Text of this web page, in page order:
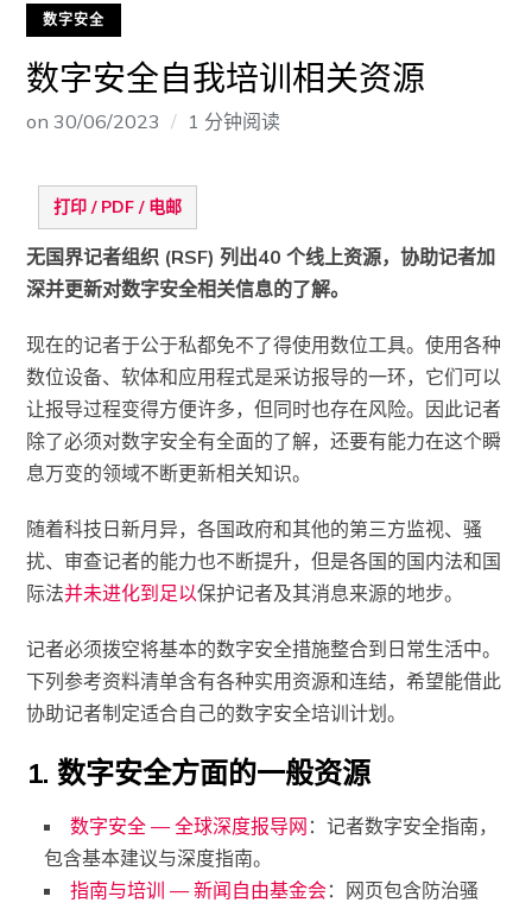
数字安全
数字安全自我培训相关资源
on30/06/2023 1 分钟阅读
打印 / PDF / 电邮
无国界记者组织 (RSF) 列出40 个线上资源，协助记者加
深并更新对数字安全相关信息的了解。
现在的记者于公于私都免不了得使用数位工具。使用各种
数位设备、软体和应用程式是采访报导的一环，它们可以
让报导过程变得方便许多，但同时也存在风险。因此记者
除了必须对数字安全有全面的了解，还要有能力在这个瞬
息万变的领域不断更新相关知识。
随着科技日新月异，各国政府和其他的第三方监视、骚
扰、审查记者的能力也不断提升，但是各国的国内法和国
际法并未进化到足以保护记者及其消息来源的地步。
记者必须拨空将基本的数字安全措施整合到日常生活中。
下列参考资料清单含有各种实用资源和连结，希望能借此
协助记者制定适合自己的数字安全培训计划。
1. 数字安全方面的一般资源
数字安全 — 全球深度报导网 ：记者数字安全指南，
包含基本建议与深度指南。
指南与培训 — 新闻自由基金会：网页包含防治骚